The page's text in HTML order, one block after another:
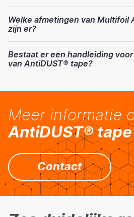
Welke afmetingen van Multifoil
zijn er?
Bestaat er een handleiding
van AntiDUST® tape?
Meer informatie
AntiDUST® tape
Contact